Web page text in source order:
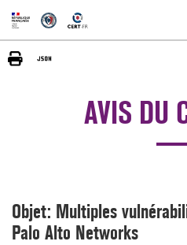
AVIS DU
Objet: Multiples
Palo Alto Networks